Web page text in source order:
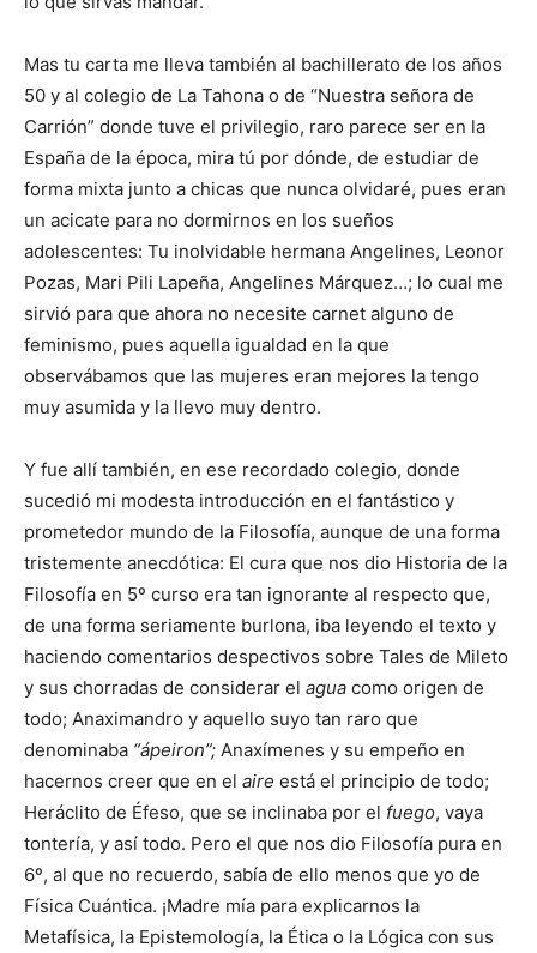
Mas tu carta me lleva también al bachillerato de los años
50 y al colegio de La Tahona o de “Nuestra señora de
Carrión” donde tuve el privilegio, raro parece ser en la
España de la época, mira tú por dónde, de estudiar de
forma mixta junto a chicas que nunca olvidaré, pues eran
un acicate para no dormirnos en los sueños
adolescentes: Tu inolvidable hermana Angelines, Leonor
Pozas, Mari Pili Lapeña, Angelines Márquez…; lo cual me
sirvió para que ahora no necesite carnet alguno de
feminismo, pues aquella igualdad en la que
observábamos que las mujeres eran mejores la tengo
muy asumida y la llevo muy dentro.
Y fue allí también, en ese recordado colegio, donde
sucedió mi modesta introducción en el fantástico y
prometedor mundo de la Filosofía, aunque de una forma
tristemente anecdótica: El cura que nos dio Historia de la
Filosofía en 5º curso era tan ignorante al respecto que,
de una forma seriamente burlona, iba leyendo el texto y
haciendo comentarios despectivos sobre Tales de Mileto
y sus chorradas de considerar el agua como origen de
todo; Anaximandro y aquello suyo tan raro que
denominaba “ápeiron”; Anaxímenes y su empeño en
hacernos creer que en el aire está el principio de todo;
Heráclito de Éfeso, que se inclinaba por el fuego, vaya
tontería, y así todo. Pero el que nos dio Filosofía pura en
6º, al que no recuerdo, sabía de ello menos que yo de
Física Cuántica. ¡Madre mía para explicarnos la
Metafísica, la Epistemología, la Ética o la Lógica con sus